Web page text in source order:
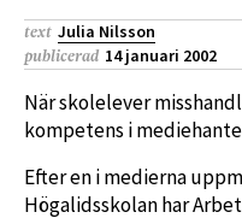
text Julia Nilsson
publicerad 14 januari 2002
När skolelever
kompetens i
Efter en i medierna
Högalidsskolan har